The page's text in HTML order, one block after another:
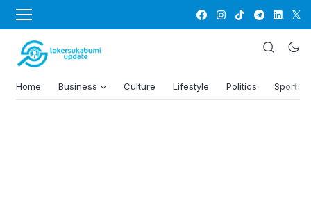
Home Business Culture Lifestyle Politics Sports